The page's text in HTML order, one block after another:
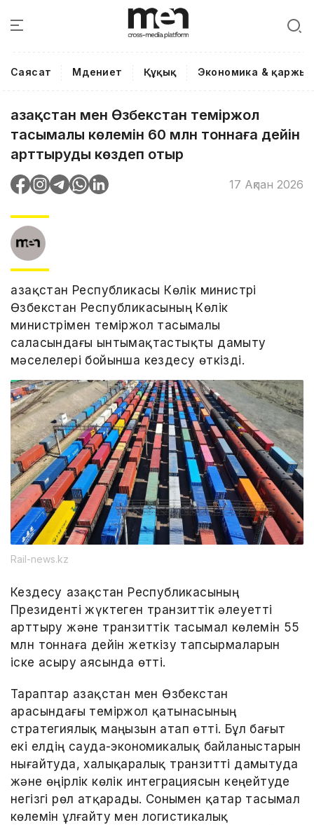
Саясат Мәдениет Құқық Экономика & қаржы
Қазақстан мен Өзбекстан теміржол
тасымалы көлемін 60 млн тоннаға дейін
арттыруды көздеп отыр
17 Ақпан 2026
Қазақстан Республикасы Көлік министрі
Өзбекстан Республикасының Көлік
министрімен теміржол тасымалы
саласындағы ынтымақтастықты дамыту
мәселелері бойынша кездесу өткізді.
Rail-news.kz
Кездесу Қазақстан Республикасының
Президенті жүктеген транзиттік әлеуетті
арттыру және транзиттік тасымал көлемін 55
млн тоннаға дейін жеткізу тапсырмаларын
іске асыру аясында өтті.
Тараптар Қазақстан мен Өзбекстан
арасындағы теміржол қатынасының
стратегиялық маңызын атап өтті. Бұл бағыт
екі елдің сауда-экономикалық байланыстарын
нығайтуда, халықаралық транзитті дамытуда
және өңірлік көлік интеграциясын кеңейтуде
негізгі рөл атқарады. Сонымен қатар тасымал
көлемін ұлғайту мен логистикалық